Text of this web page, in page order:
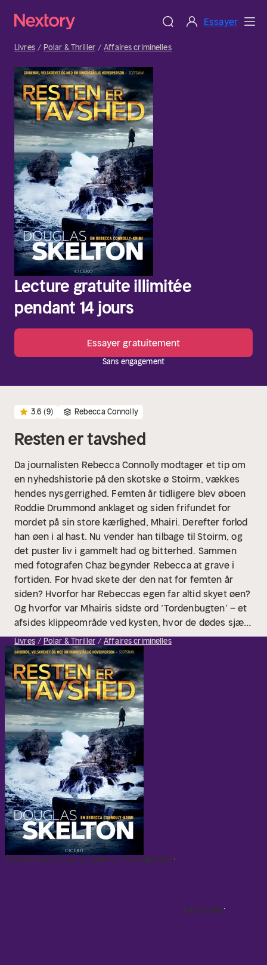
Essayer
Livres Polar & Thriller Affaires criminelles
Lecture gratuite illimitée
pendant 14 jours
Essayer gratuitement
Sans engagement
3.6 (9) Rebecca Connolly
Resten er tavshed
Da journalisten Rebecca Connolly modtager et tip om
en nyhedshistorie på den skotske ø Stoirm, vækkes
hendes nysgerrighed. Femten år tidligere blev øboen
Roddie Drummond anklaget og siden frifundet for
mordet på sin store kærlighed, Mhairi. Derefter forlod
han øen i al hast. Nu vender han tilbage til Stoirm, og
det puster liv i gammelt had og bitterhed. Sammen
med fotografen Chaz begynder Rebecca at grave i
fortiden. For hvad skete der den nat for femten år
siden? Hvorfor har Rebeccas egen far altid skyet øen?
Og hvorfor var Mhairis sidste ord ’Tordenbugten’ – et
afsides klippeområde ved kysten, hvor de dødes sjæle
ifølge de lokale sagn forlader denne jord? Rebecca og
Chaz møder dog en mur af tavshed fra øens beboere,
som dækker over hinanden og værner om øens
uhyggelige hemmeligheder. Og da tavsheden endelig
brydes, tvinges Rebecca til at se sin egen familie i et
nyt lys. Resten er tavshed er første bind i Douglas
Skeltons atmosfærefyldte bestsellerserie om den
sympatiske journalist Rebecca Connolly.
Livres Polar & Thriller Affaires criminelles
Évaluation de 3.6 sur 5, basée sur 9 avis 3.6(9)
Livre audio